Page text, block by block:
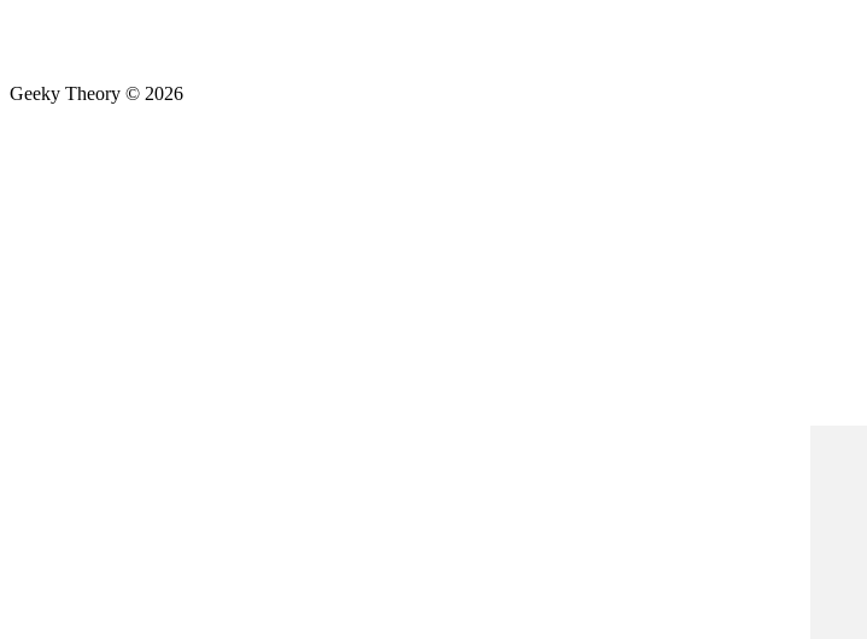
Geeky Theory © 2026